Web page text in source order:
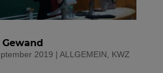
2019 | ALLGEMEIN KWZ